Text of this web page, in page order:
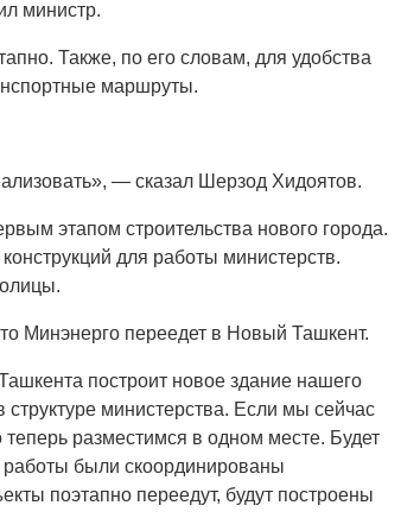
министр.
Также, по его словам, для удобства
маршруты.
— сказал Шерзод Хидоятов.
этапом строительства нового города.
для работы министерств.
Минэнерго переедет в Новый Ташкент.
построит новое здание нашего
министерства. Если мы сейчас
разместимся в одном месте. Будет
были скоординированы
поэтапно переедут, будут построены